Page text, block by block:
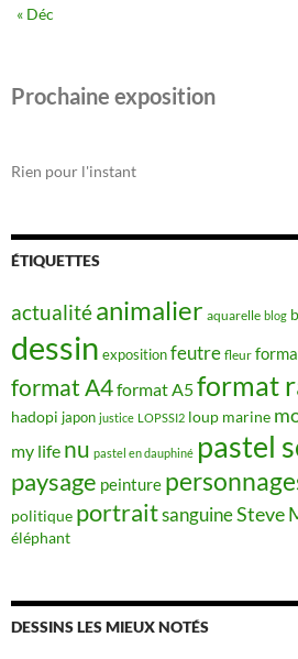
« Déc
Prochaine exposition
Rien pour l'instant
ÉTIQUETTES
actualitéanimalier aquarelle blog
dessin expositionfeutre fleur
format A4format A5format
hadopi japon justice LOPSSI2 loup marine
my life nu pastel en dauphiné pastel
paysage peinture
politique portraitsanguineSteve
éléphant
DESSINS LES MIEUX NOTÉS